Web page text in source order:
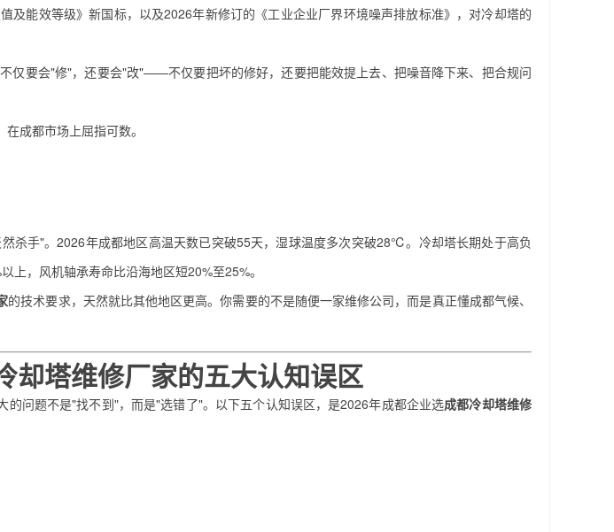
及能效等级》新国标，以及2026年新修订的《工业企业厂界环境噪声排放标准》，对冷却塔的
不仅要会"修"，还要会"改"——不仅要把坏的修好，还要把能效提上去、把噪音降下来、把合规问
在成都市场上屈指可数。
杀手"。2026年成都地区高温天数已突破55天，湿球温度多次突破28℃。冷却塔长期处于高负
上，风机轴承寿命比沿海地区短20%至25%。
的技术要求，天然就比其他地区更高。你需要的不是随便一家维修公司，而是真正懂成都气候、
却塔维修厂家的五大认知误区
的问题不是"找不到"，而是"选错了"。以下五个认知误区，是2026年成都企业选成都冷却塔维修